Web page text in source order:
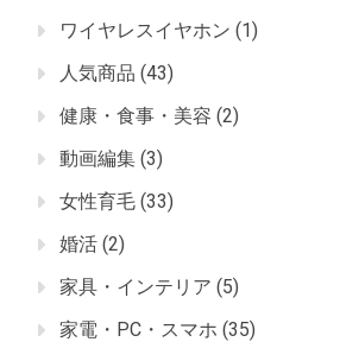
ワイヤレスイヤホン (1)
人気商品 (43)
健康・食事・美容 (2)
動画編集 (3)
女性育毛 (33)
婚活 (2)
家具・インテリア (5)
家電・PC・スマホ (35)